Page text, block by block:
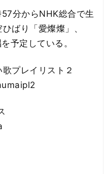
分からNHK総合で生
ばり「愛燦燦」、
予定している。
プレイリスト２